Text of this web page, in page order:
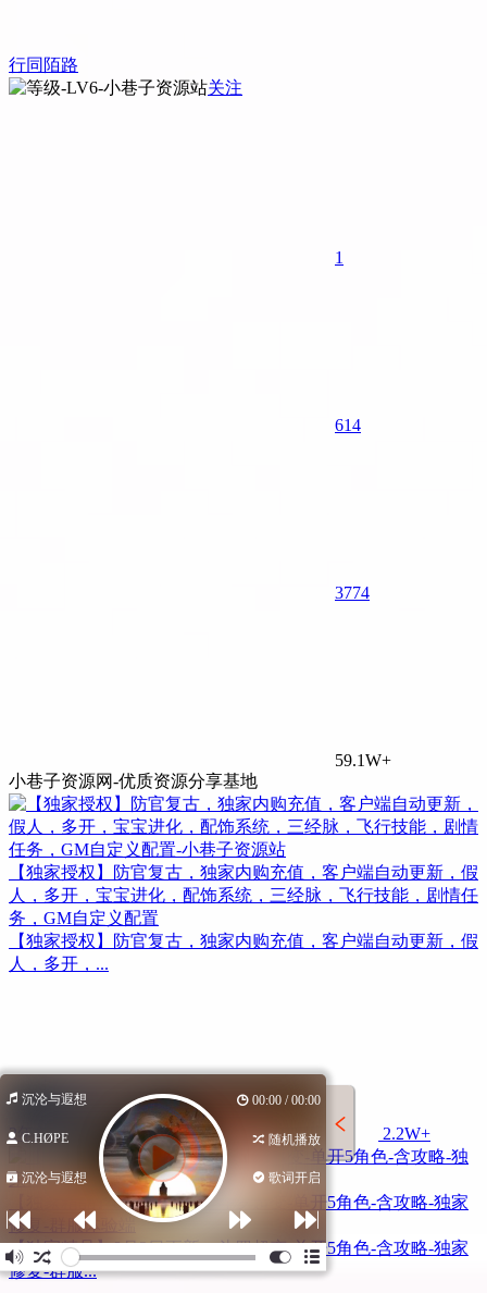
行同陌路
关注
1
614
3774
59.1W+
小巷子资源网-优质资源分享基地
【独家授权】防官复古，独家内购充值，客户端自动更新，假
人，多开，宝宝进化，配饰系统，三经脉，飞行技能，剧情任
务，GM自定义配置
【独家授权】防官复古，独家内购充值，客户端自动更新，假
人，多开，...
2年前 2.2W+
【独家精品】8月3日更新：斗罗超变-单开5角色-含攻略-独家
修复-群服体验端
【独家精品】8月3日更新：斗罗超变-单开5角色-含攻略-独家
修复-群服...
沉沦与遐想 00:00 / 00:00
C.HØPE 随机播放
沉沦与遐想 歌词开启